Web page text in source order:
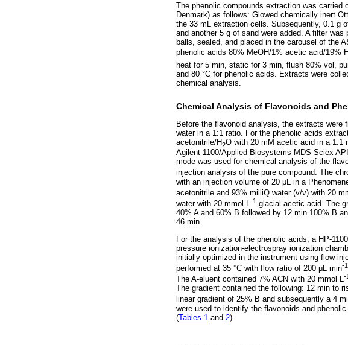
The phenolic compounds extraction was carried
Denmark) as follows: Glowed chemically inert
the 33 mL extraction cells. Subsequently, 0.1 g
and another 5 g of sand were added. A filter
balls, sealed, and placed in the carousel of the
phenolic acids 80% MeOH/1% acetic acid/19% H
heat for 5 min, static for 3 min, flush 80% vol,
and 80 °C for phenolic acids. Extracts were
chemical analysis.
Chemical Analysis of Flavonoids and
Before the flavonoid analysis, the extracts were
water in a 1:1 ratio. For the phenolic acids
acetonitrile/H2O with 20 mM acetic acid in a 1:1
Agilent 1100/Applied Biosystems MDS Sciex
mode was used for chemical analysis of the
injection analysis of the pure compound. The
with an injection volume of 20 μL in a
acetonitrile and 93% milliQ water (v/v) with 20
water with 20 mmol L‑1 glacial acetic acid. The
40% A and 60% B followed by 12 min 100% B
46 min.
For the analysis of the phenolic acids, a HP-
pressure ionization-electrospray ionization
initially optimized in the instrument using flow
performed at 35 °C with flow ratio of 200 μL min-1
The A-eluent contained 7% ACN with 20 mmol L-1
The gradient contained the following: 12 min to
linear gradient of 25% B and subsequently a 4
were used to identify the flavonoids and
(Tables 1 and 2).